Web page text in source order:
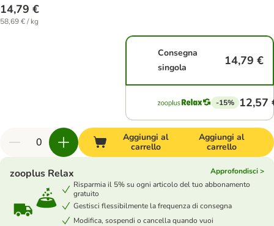
14,79 €
58,69 € / kg
Consegna
singola
14,79 €
-15% 12,57
Aggiungi al
carrello
Aggiungi al
carrello
zooplus Relax
Approfondisci >
Risparmia il 5% su ogni articolo del tuo abbonamento
gratuito
Gestisci flessibilmente la frequenza di consegna
Modifica, sospendi o cancella quando vuoi